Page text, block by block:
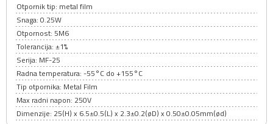
Otpornik tip: metal film
Snaga: 0.25W
Otpornost: 5M6
Tolerancija: ±1%
Serija: MF-25
Radna temperatura: -55°C do +155°C
Tip otpornika: Metal Film
Max radni napon: 250V
Dimenzije: 25(H) x 6.5±0.5(L) x 2.3±0.2(øD) x 0.50±0.05mm(ød)